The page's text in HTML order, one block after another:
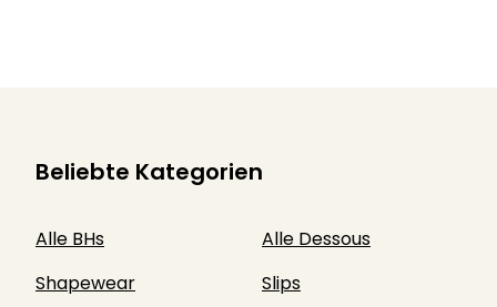
Beliebte Kategorien
Alle BHs
Alle Dessous
Shapewear
Slips